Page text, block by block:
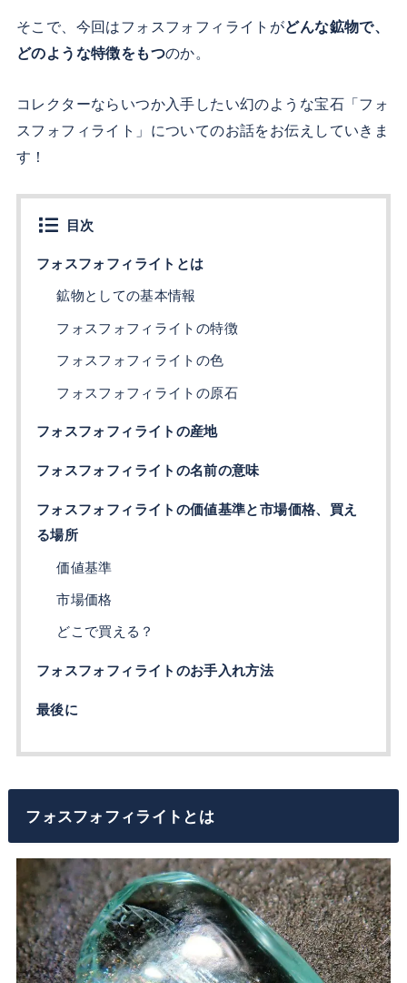
そこで、今回はフォスフォフィライトがどんな鉱物で、
どのような特徴をもつのか。
コレクターならいつか入手したい幻のような宝石「フォ
スフォフィライト」についてのお話をお伝えしていきま
す！
目次
フォスフォフィライトとは
鉱物としての基本情報
フォスフォフィライトの特徴
フォスフォフィライトの色
フォスフォフィライトの原石
フォスフォフィライトの産地
フォスフォフィライトの名前の意味
フォスフォフィライトの価値基準と市場価格、買え
る場所
価値基準
市場価格
どこで買える？
フォスフォフィライトのお手入れ方法
最後に
フォスフォフィライトとは